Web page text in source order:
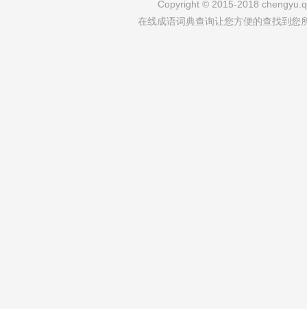
Copyright © 2015-2018
在线成语词典查询让您方便的查找到您